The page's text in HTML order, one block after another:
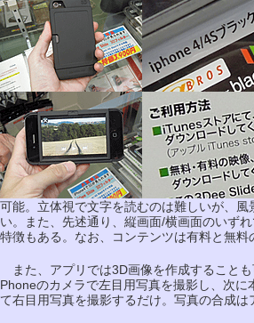
可能。立体視で文字を読むのは難しいが、風
い。また、先述通り、縦画面/横画面のいず
特徴もある。なお、コンテンツは有料と無料
また、アプリでは3D画像を作成すること
Phoneのカメラで左目用写真を撮影し、次に
て右目用写真を撮影するだけ。写真の合成は